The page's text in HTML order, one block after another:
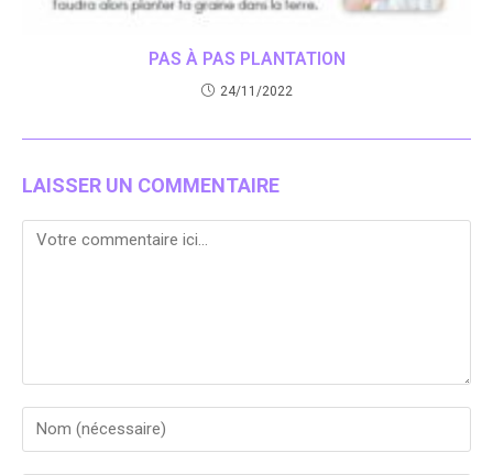
PAS À PAS PLANTATION
24/11/2022
LAISSER UN COMMENTAIRE
Comment
Enter